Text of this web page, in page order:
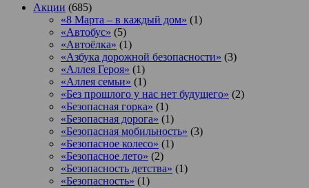
Акции (685)
«8 Марта – в каждый дом» (1)
«Автобус» (5)
«Автоёлка» (1)
«Азбука дорожной безопасности» (3)
«Аллея Героя» (1)
«Аллея семьи» (1)
«Без прошлого у нас нет будущего» (2)
«Безопасная горка» (1)
«Безопасная дорога» (1)
«Безопасная мобильность» (3)
«Безопасное колесо» (1)
«Безопасное лето» (2)
«Безопасность детства» (1)
«Безопасность» (1)